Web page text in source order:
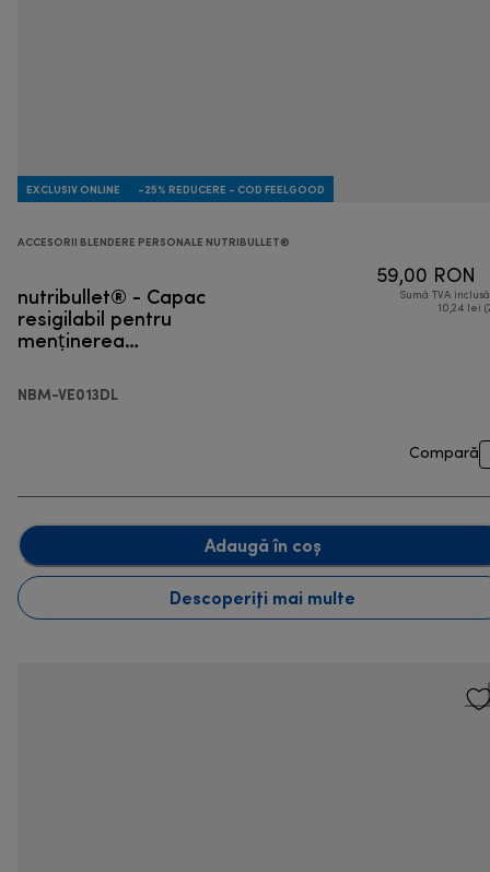
EXCLUSIV ONLINE -25% REDUCERE - COD FEELGOOD
ACCESORII BLENDERE PERSONALE NUTRIBULLET®
nutribullet® - Capac
resigilabil pentru
menținerea
NBM-VE013DL
59,00 RON
Sumă TVA
10,24 lei
Compară
Adaugă în coș
Descoperiți mai multe